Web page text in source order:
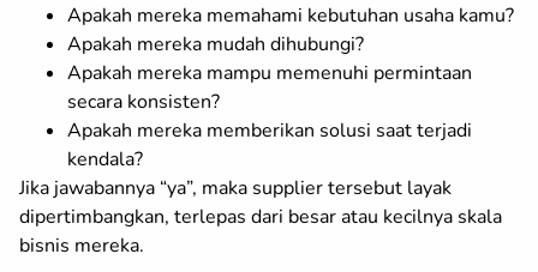
Apakah mereka memahami kebutuhan usaha kamu?
Apakah mereka mudah dihubungi?
Apakah mereka mampu memenuhi permintaan
secara konsisten?
Apakah mereka memberikan solusi saat terjadi
kendala?
Jika jawabannya “ya”, maka supplier tersebut layak
dipertimbangkan, terlepas dari besar atau kecilnya skala
bisnis mereka.